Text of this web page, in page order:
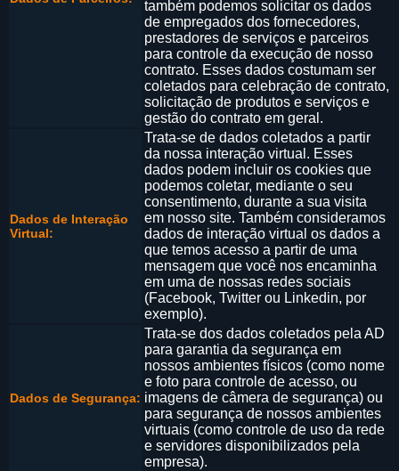
também podemos solicitar os dados
de empregados dos fornecedores,
prestadores de serviços e parceiros
para controle da execução de nosso
contrato. Esses dados costumam ser
coletados para celebração de contrato,
solicitação de produtos e serviços e
gestão do contrato em geral.
Dados de Interação
Virtual:
Trata-se de dados coletados a partir
da nossa interação virtual. Esses
dados podem incluir os cookies que
podemos coletar, mediante o seu
consentimento, durante a sua visita
em nosso site. Também consideramos
dados de interação virtual os dados a
que temos acesso a partir de uma
mensagem que você nos encaminha
em uma de nossas redes sociais
(Facebook, Twitter ou Linkedin, por
exemplo).
Dados de Segurança:
Trata-se dos dados coletados pela AD
para garantia da segurança em
nossos ambientes físicos (como nome
e foto para controle de acesso, ou
imagens de câmera de segurança) ou
para segurança de nossos ambientes
virtuais (como controle de uso da rede
e servidores disponibilizados pela
empresa).